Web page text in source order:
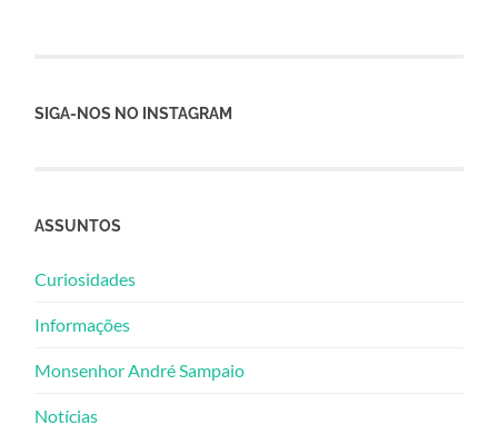
SIGA-NOS NO INSTAGRAM
ASSUNTOS
Curiosidades
Informações
Monsenhor André Sampaio
Notícias